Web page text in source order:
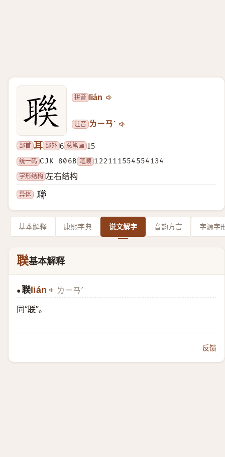
拼音 lián
注音 ㄌㄧㄢˊ
部首 耳 部外 6 总笔画 15
统一码 CJK 806B 笔顺 122111554554134
字形结构 左右结构
异体
基本解释 康熙字典 说文解字 音韵方言 字源字
聫基本解释
●聫lián ㄌㄧㄢˊ
同“联”。
反馈